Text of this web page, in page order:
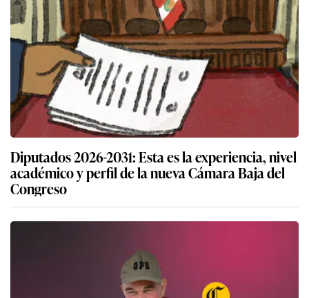
Diputados 2026-2031: Esta es la experiencia, nivel
académico y perfil de la nueva Cámara Baja del
Congreso